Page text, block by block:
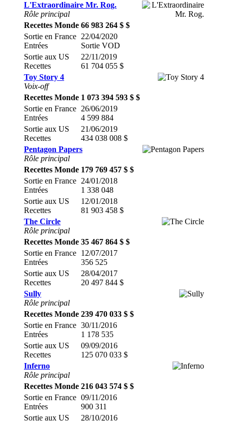
L'Extraordinaire Mr. Rog.
Rôle principal
Recettes Monde 66 983 264 $ $
Sortie en France
Entrées
22/04/2020
Sortie VOD
Sortie aux US
Recettes
22/11/2019
61 704 055 $
Toy Story 4
Voix-off
Recettes Monde 1 073 394 593 $ $
Sortie en France
Entrées
26/06/2019
4 599 884
Sortie aux US
Recettes
21/06/2019
434 038 008 $
Pentagon Papers
Rôle principal
Recettes Monde 179 769 457 $ $
Sortie en France
Entrées
24/01/2018
1 338 048
Sortie aux US
Recettes
12/01/2018
81 903 458 $
The Circle
Rôle principal
Recettes Monde 35 467 864 $ $
Sortie en France
Entrées
12/07/2017
356 525
Sortie aux US
Recettes
28/04/2017
20 497 844 $
Sully
Rôle principal
Recettes Monde 239 470 033 $ $
Sortie en France
Entrées
30/11/2016
1 178 535
Sortie aux US
Recettes
09/09/2016
125 070 033 $
Inferno
Rôle principal
Recettes Monde 216 043 574 $ $
Sortie en France
Entrées
09/11/2016
900 311
Sortie aux US
28/10/2016